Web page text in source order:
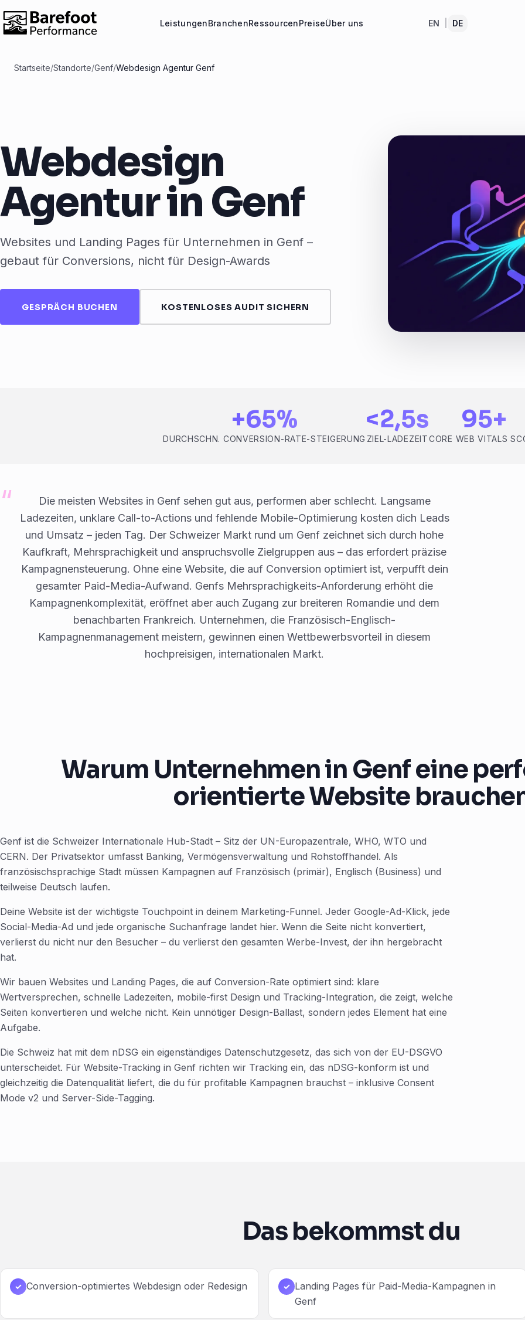
LeistungenBranchenRessourcenPreiseÜber uns EN DE
Startseite/Standorte/Genf/Webdesign Agentur Genf
Webdesign
Agentur in Genf
Websites und Landing Pages für Unternehmen in Genf –
gebaut für Conversions, nicht für Design-Awards
GESPRÄCH BUCHEN KOSTENLOSES AUDIT SICHERN
+65%
DURCHSCHN. CONVERSION-RATE-STEIGERUNG
<2,5s
ZIEL-LADEZEIT
95+
CORE WEB VITALS
Die meisten Websites in Genf sehen gut aus, performen aber schlecht. Langsame
Ladezeiten, unklare Call-to-Actions und fehlende Mobile-Optimierung kosten dich Leads
und Umsatz – jeden Tag. Der Schweizer Markt rund um Genf zeichnet sich durch hohe
Kaufkraft, Mehrsprachigkeit und anspruchsvolle Zielgruppen aus – das erfordert präzise
Kampagnensteuerung. Ohne eine Website, die auf Conversion optimiert ist, verpufft dein
gesamter Paid-Media-Aufwand. Genfs Mehrsprachigkeits-Anforderung erhöht die
Kampagnenkomplexität, eröffnet aber auch Zugang zur breiteren Romandie und dem
benachbarten Frankreich. Unternehmen, die Französisch-Englisch-
Kampagnenmanagement meistern, gewinnen einen Wettbewerbsvorteil in diesem
hochpreisigen, internationalen Markt.
Warum Unternehmen in Genf eine
orientierte Website
Genf ist die Schweizer Internationale Hub-Stadt – Sitz der UN-Europazentrale, WHO, WTO und
CERN. Der Privatsektor umfasst Banking, Vermögensverwaltung und Rohstoffhandel. Als
französischsprachige Stadt müssen Kampagnen auf Französisch (primär), Englisch (Business) und
teilweise Deutsch laufen.
Deine Website ist der wichtigste Touchpoint in deinem Marketing-Funnel. Jeder Google-Ad-Klick, jede
Social-Media-Ad und jede organische Suchanfrage landet hier. Wenn die Seite nicht konvertiert,
verlierst du nicht nur den Besucher – du verlierst den gesamten Werbe-Invest, der ihn hergebracht
hat.
Wir bauen Websites und Landing Pages, die auf Conversion-Rate optimiert sind: klare
Wertversprechen, schnelle Ladezeiten, mobile-first Design und Tracking-Integration, die zeigt, welche
Seiten konvertieren und welche nicht. Kein unnötiger Design-Ballast, sondern jedes Element hat eine
Aufgabe.
Die Schweiz hat mit dem nDSG ein eigenständiges Datenschutzgesetz, das sich von der EU-DSGVO
unterscheidet. Für Website-Tracking in Genf richten wir Tracking ein, das nDSG-konform ist und
gleichzeitig die Datenqualität liefert, die du für profitable Kampagnen brauchst – inklusive Consent
Mode v2 und Server-Side-Tagging.
Das bekommst du
✓ Conversion-optimiertes Webdesign oder Redesign ✓ Landing Pages für Paid-Media-Kampagnen in
Genf